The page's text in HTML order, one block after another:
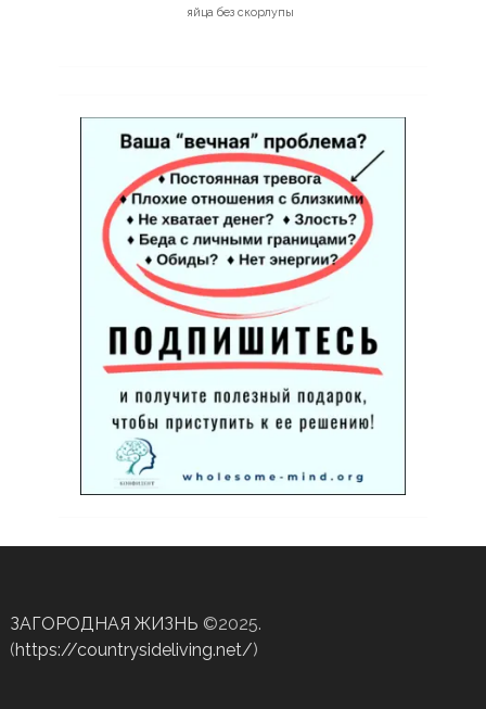
яйца без скорлупы
ЗАГОРОДНАЯ ЖИЗНЬ ©2025.
(https://countrysideliving.net/)